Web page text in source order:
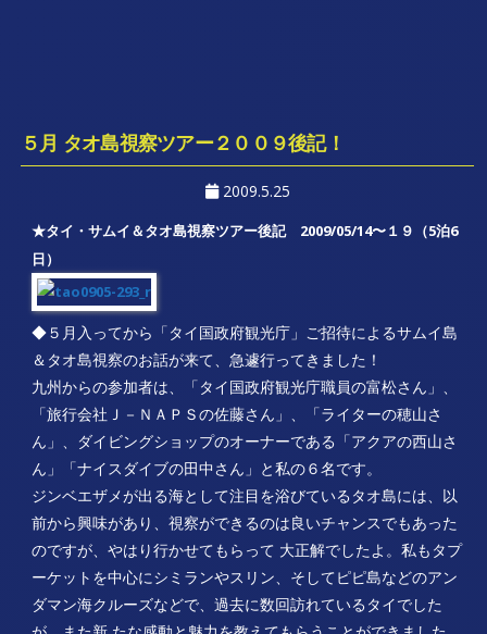
５月 タオ島視察ツアー２００９後記！
2009.5.25
★タイ・サムイ＆タオ島視察ツアー後記 2009/05/14〜１９（5泊6
日）
◆５月入ってから「タイ国政府観光庁」ご招待によるサムイ島
＆タオ島視察のお話が来て、急遽行ってきました！
九州からの参加者は、「タイ国政府観光庁職員の富松さん」、
「旅行会社Ｊ－ＮＡＰＳの佐藤さん」、「ライターの穂山さ
ん」、ダイビングショップのオーナーである「アクアの西山さ
ん」「ナイスダイブの田中さん」と私の６名です。
ジンベエザメが出る海として注目を浴びているタオ島には、以
前から興味があり、視察ができるのは良いチャンスでもあった
のですが、やはり行かせてもらって 大正解でしたよ。私もタプ
ーケットを中心にシミランやスリン、そしてピピ島などのアン
ダマン海クルーズなどで、過去に数回訪れているタイでした